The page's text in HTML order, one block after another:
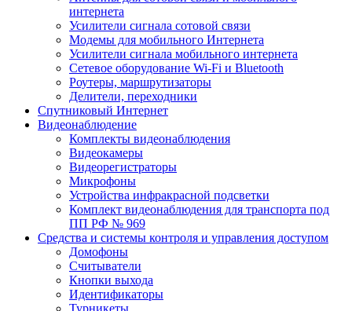
интернета
Усилители сигнала сотовой связи
Модемы для мобильного Интернета
Усилители сигнала мобильного интернета
Сетевое оборудование Wi-Fi и Bluetooth
Роутеры, маршрутизаторы
Делители, переходники
Спутниковый Интернет
Видеонаблюдение
Комплекты видеонаблюдения
Видеокамеры
Видеорегистраторы
Микрофоны
Устройства инфракрасной подсветки
Комплект видеонаблюдения для транспорта под
ПП РФ № 969
Средства и системы контроля и управления доступом
Домофоны
Считыватели
Кнопки выхода
Идентификаторы
Турникеты